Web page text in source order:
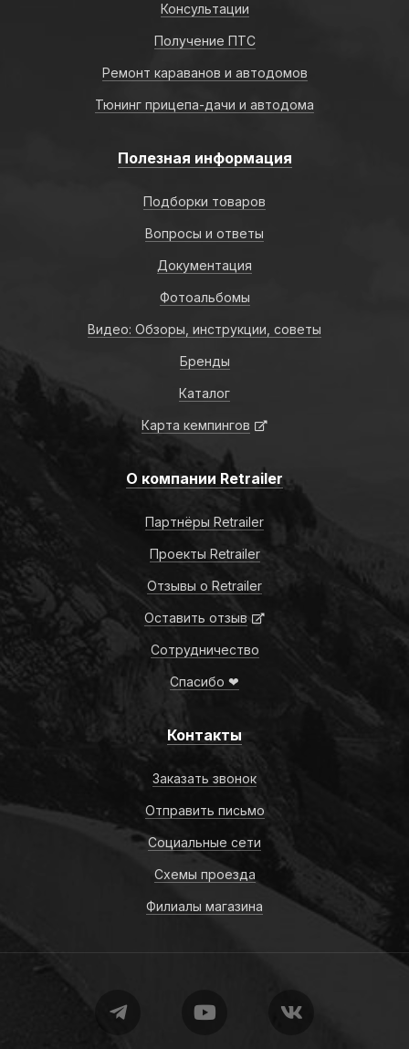
Консультации
Получение ПТС
Ремонт караванов и автодомов
Тюнинг прицепа-дачи и автодома
Полезная информация
Подборки товаров
Вопросы и ответы
Документация
Фотоальбомы
Видео: Обзоры, инструкции, советы
Бренды
Каталог
Карта кемпингов
О компании Retrailer
Партнёры Retrailer
Проекты Retrailer
Отзывы о Retrailer
Оставить отзыв
Сотрудничество
Спасибо ❤
Контакты
Заказать звонок
Отправить письмо
Социальные сети
Схемы проезда
Филиалы магазина